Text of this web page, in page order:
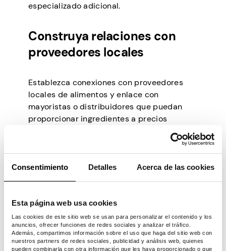
Consentimiento Detalles Acerca de las cookies
Esta página web usa cookies
Las cookies de este sitio web se usan para personalizar el contenido y los
anuncios, ofrecer funciones de redes sociales y analizar el tráfico.
Además, compartimos información sobre el uso que haga del sitio web con
nuestros partners de redes sociales, publicidad y análisis web, quienes
pueden combinarla con otra información que les haya proporcionado o que
especializado adicional.
Construya relaciones con
proveedores locales
Establezca conexiones con proveedores
locales de alimentos y enlace con
mayoristas o distribuidores que puedan
proporcionar ingredientes a precios
relación y relaciones a largo plazo con
estos proveedores puede conducir a
mejores opciones de precios y descuentos.
Por ejemplo, puede comenzar poniéndose
vecindario. A continuación, puede seguir
adelante y explicar su concepto de
negocio. Ofrézcales la oportunidad de
mostrar sus productos a los clientes en los